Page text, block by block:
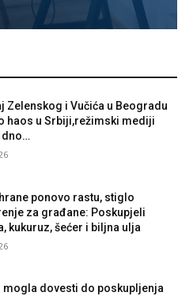
Zelenskog i Vučića u Beogradu
haos u Srbiji,režimski mediji
dno…
ponovo rastu, stiglo
za građane: Poskupjeli
kukuruz, šećer i biljna ulja
mogla dovesti do poskupljenja